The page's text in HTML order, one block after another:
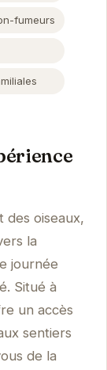
fumeurs
des oiseaux,
la
journée
Situé à
un accès
sentiers
de la